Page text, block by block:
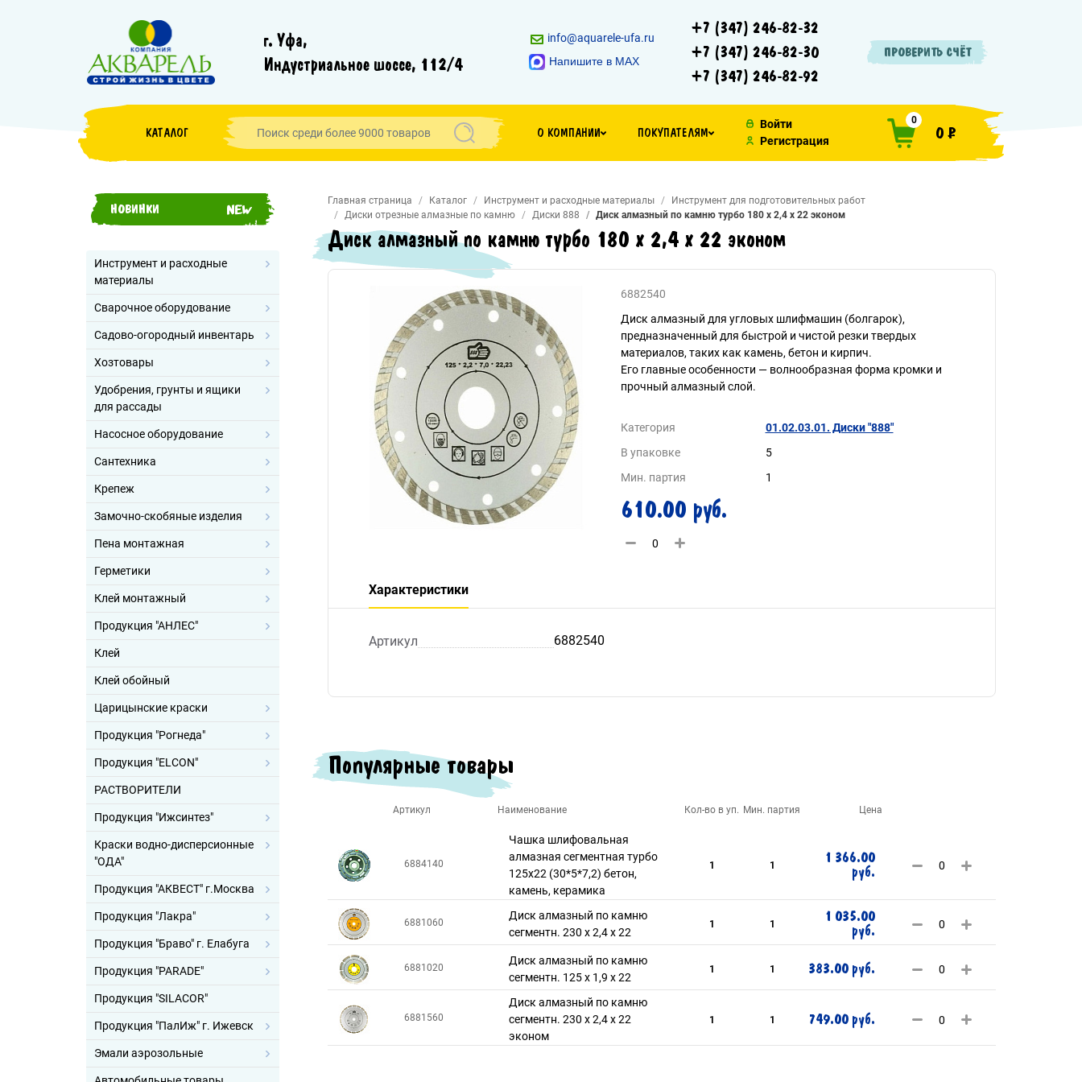
г. Уфа,
Индустриальное шоссе, 112/4
info@aquarele-ufa.ru
Напишите в MAX
+7 (347) 246-82-32
+7 (347) 246-82-30
+7 (347) 246-82-92
ПРОВЕРИТЬ СЧЁТ
КАТАЛОГ О КОМПАНИИ ПОКУПАТЕЛЯМ
Войти
Регистрация
0
0 ₽
НОВИНКИ
Инструмент и расходные
материалы
Сварочное оборудование
Садово-огородный инвентарь
Хозтовары
Удобрения, грунты и ящики
для рассады
Насосное оборудование
Сантехника
Крепеж
Замочно-скобяные изделия
Пена монтажная
Герметики
Клей монтажный
Продукция "АНЛЕС"
Клей
Клей обойный
Царицынские краски
Продукция "Рогнеда"
Продукция "ELCON"
РАСТВОРИТЕЛИ
Продукция "Ижсинтез"
Краски водно-дисперсионные
"ОДА"
Продукция "АКВЕСТ" г.Москва
Продукция "Лакра"
Продукция "Браво" г. Елабуга
Продукция "PARADE"
Продукция "SILACOR"
Продукция "ПалИж" г. Ижевск
Эмали аэрозольные
Главная страница Каталог Инструмент и расходные материалы
Инструмент для подготовительных работ
Диски отрезные алмазные по камню
Диски 888 Диск алмазный по камню турбо 180 х 2,4 х 22 эконом
Диск алмазный по камню турбо 180 х 2,4 х 22 эконом
6882540
Диск алмазный для угловых шлифмашин (болгарок),
предназначенный для быстрой и чистой резки твердых
материалов, таких как камень, бетон и кирпич.
Его главные особенности — волнообразная форма кромки и
прочный алмазный слой.
Категория
01.02.03.01. Диски "888"
В упаковке
5
Мин. партия
1
610.00 руб.
Характеристики
Артикул 6882540
Популярные товары
Артикул Наименование Кол-во в уп. Мин. партия Цена
6884140
Чашка шлифовальная
алмазная сегментная турбо
125х22 (30*5*7,2) бетон,
камень, керамика
1 1 1 366.00
руб.
6881060
Диск алмазный по камню
сегментн. 230 х 2,4 х 22
1 1 1 035.00
руб.
6881020
Диск алмазный по камню
сегментн. 125 х 1,9 х 22
1 1 383.00 руб.
6881560
Диск алмазный по камню
сегментн. 230 х 2,4 х 22
эконом
1 1 749.00 руб.